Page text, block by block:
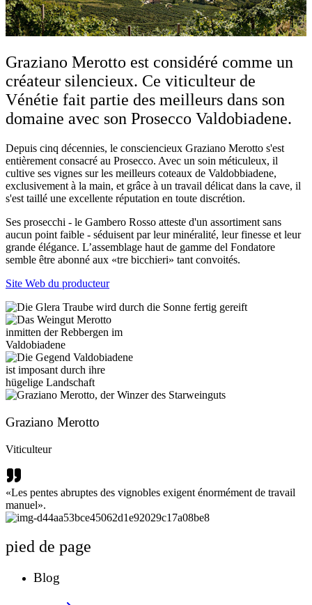
Graziano Merotto est considéré comme un
créateur silencieux. Ce viticulteur de
Vénétie fait partie des meilleurs dans son
domaine avec son Prosecco Valdobiadene.
Depuis cinq décennies, le consciencieux Graziano Merotto s'est
entièrement consacré au Prosecco. Avec un soin méticuleux, il
cultive ses vignes sur les meilleurs coteaux de Valdobbiadene,
exclusivement à la main, et grâce à un travail délicat dans la cave, il
s'est taillé une excellente réputation en toute discrétion.
Ses prosecchi - le Gambero Rosso atteste d'un assortiment sans
aucun point faible - séduisent par leur minéralité, leur finesse et leur
grande élégance. L’assemblage haut de gamme del Fondatore
semble être abonné aux «tre bicchieri» tant convoités.
Site Web du producteur
Graziano Merotto
Viticulteur
«Les pentes abruptes des vignobles exigent énormément de travail
manuel».
pied de page
Blog